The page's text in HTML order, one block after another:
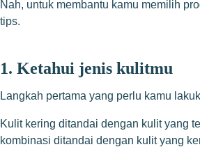
Nah, untuk membantu kamu memilih
tips.
1. Ketahui jenis kulitmu
Langkah pertama yang perlu kamu
Kulit kering ditandai dengan kulit yang
kombinasi ditandai dengan kulit yang